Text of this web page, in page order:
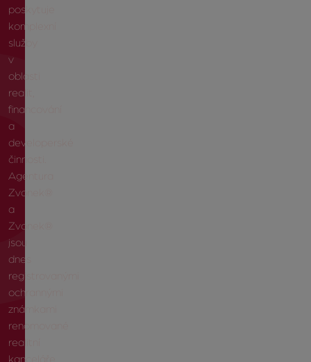
poskytuje
komplexní
služby
v
oblasti
realit,
financování
a
developerské
činnosti.
Agentura
Zvonek®
a
Zvonek®
jsou
dnes
registrovanými
ochrannými
známkami
renomované
realitní
kanceláře.